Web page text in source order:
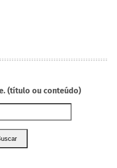
(título ou conteúdo)